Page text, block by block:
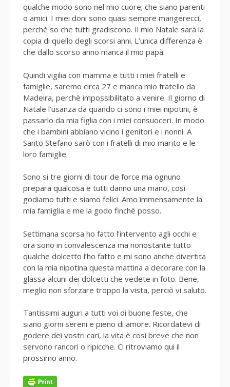
qualche modo sono nel mio cuore; che siano parenti
o amici. I miei doni sono quasi sempre mangerecci,
perchè so che tutti gradiscono. Il mio Natale sarà la
copia di quello degli scorsi anni. L’unica differenza è
che dallo scorso anno manca il mio papà.
Quindi vigilia con mamma e tutti i miei fratelli e
famiglie, saremo circa 27 e manca mio fratello da
Madeira, perchè impossibilitato a venire. Il giorno di
Natale l’usanza da quando ci sono i miei nipotini, è
passarlo da mia figlia con i miei consuoceri. In modo
che i bambini abbiano vicino i genitori e i nonni. A
Santo Stefano sarò con i fratelli di mio marito e le
loro famiglie.
Sono si tre giorni di tour de force ma ognuno
prepara qualcosa e tutti danno una mano, così
godiamo tutti e siamo felici. Amo immensamente la
mia famiglia e me la godo finchè posso.
Settimana scorsa ho fatto l’intervento agli occhi e
ora sono in convalescenza ma nonostante tutto
qualche dolcetto l’ho fatto e mi sono anche divertita
con la mia nipotina questa mattina a decorare con la
glassa alcuni dei dolcetti che vedete in foto. Bene,
meglio non sforzare troppo la vista, perciò vi saluto.
Tantissimi auguri a tutti voi di buone feste, che
siano giorni sereni e pieno di amore. Ricordatevi di
godere dei vostri cari, la vita è così breve che non
servono rancori o ripicche. Ci ritroviamo qui il
prossimo anno.